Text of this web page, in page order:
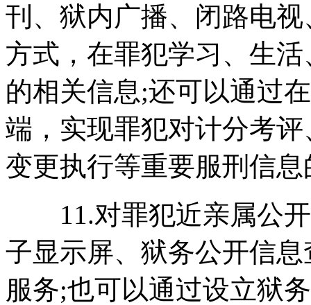
刊、狱内广播、闭路电
方式，在罪犯学习、生
的相关信息;还可以通过
端，实现罪犯对计分考
变更执行等重要服刑信
11.对罪犯近亲属公开
子显示屏、狱务公开信
服务;也可以通过设立狱